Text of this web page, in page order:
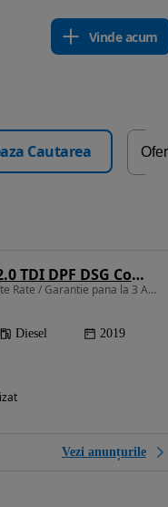
Vinde acum
Cautarea
Volkswagen Tiguan 2.0 TDI DPF DSG Comfortline
1968 cm3 • 150 CP • Posibilitate Rate / Garantie pana la 3 Ani/ Istoric Service
Diesel 2019
Vezi anunțurile